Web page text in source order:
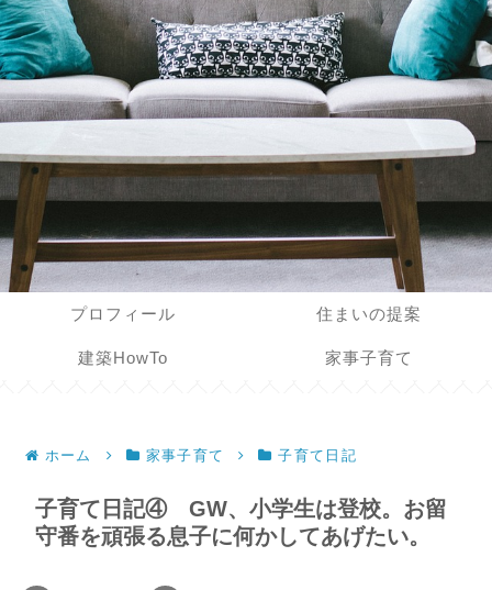
プロフィール 住まいの提案
建築HowTo 家事子育て
ホーム 家事子育て 子育て日記
子育て日記④ GW、小学生は登校。お留
守番を頑張る息子に何かしてあげたい。